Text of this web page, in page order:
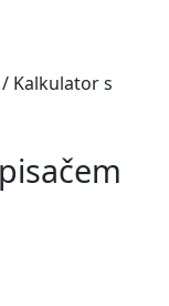
/ Kalkulator s